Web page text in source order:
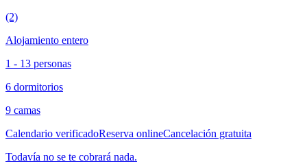
(2)
Alojamiento entero
1 - 13 personas
6 dormitorios
9 camas
Calendario verificadoReserva onlineCancelación gratuita
Todavía no se te cobrará nada.